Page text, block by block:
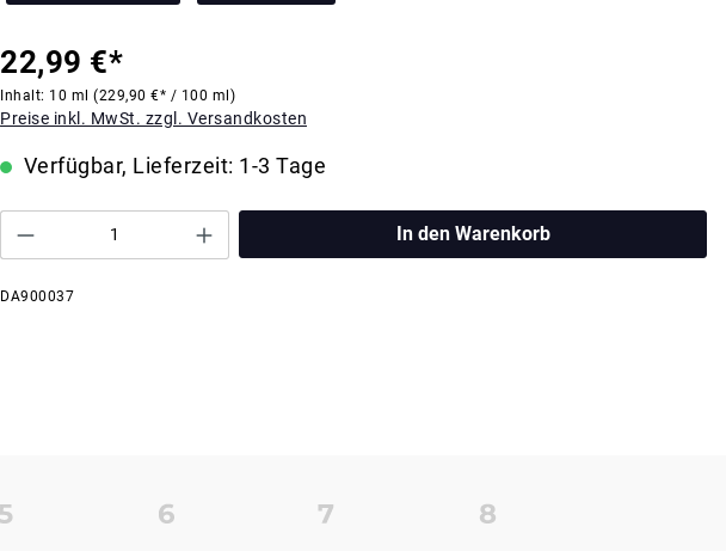
22,99 €*
Inhalt: 10 ml (229,90 €* / 100 ml)
Preise inkl. MwSt. zzgl. Versandkosten
Verfügbar, Lieferzeit: 1-3 Tage
In den Warenkorb
DA900037